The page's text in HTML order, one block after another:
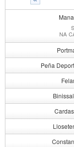
NA
Peña